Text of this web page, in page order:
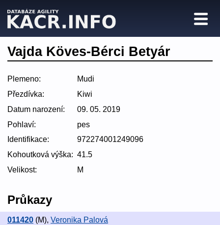
Vajda Köves-Bérci Betyár
Plemeno:
Mudi
Přezdívka:
Kiwi
Datum narození:
09. 05. 2019
Pohlaví:
pes
Identifikace:
972274001249096
Kohoutková výška: 41.5
Velikost:
M
Průkazy
011420 (M), Veronika Palová